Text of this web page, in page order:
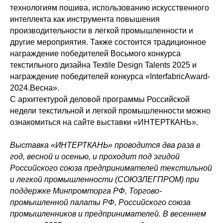
технологиям пошива, использованию искусственного
интеллекта как инструмента повышения
производительности в легкой промышленности и
другие мероприятия. Также состоится традиционное
награждение победителей Восьмого конкурса
текстильного дизайна Textile Design Talents 2025 и
награждение победителей конкурса «InterfabricAward-
2024.Весна».
С архитектурой деловой программы Российской
недели текстильной и легкой промышленности можно
ознакомиться на сайте выставки «ИНТЕРТКАНЬ».
Выставка «ИНТЕРТКАНЬ» проводится два раза в
год, весной и осенью, и проходит под эгидой
Российского союза предпринимателей текстильной
и легкой промышленности (СОЮЗЛЕГПРОМ) при
поддержке Минпромторга РФ, Торгово-
промышленной палаты РФ, Российского союза
промышленников и предпринимателей. В весеннем